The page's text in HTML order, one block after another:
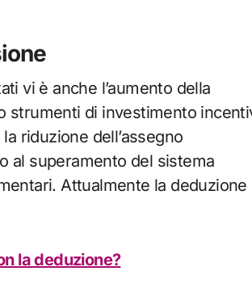
vi è anche l’aumento della
strumenti di investimento
riduzione dell’assegno
al superamento del sistema
Attualmente la deduzione
la deduzione?